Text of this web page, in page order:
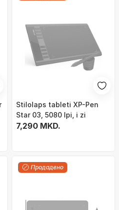
Stilolaps tableti XP-Pen
Star 03, 5080 lpi, i zi
7,290 MKD.
Продадено